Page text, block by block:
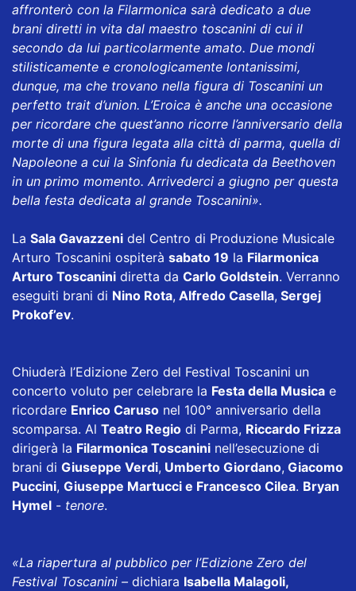
affronterò con la Filarmonica sarà dedicato a due
brani diretti in vita dal maestro toscanini di cui il
secondo da lui particolarmente amato. Due mondi
stilisticamente e cronologicamente lontanissimi,
dunque, ma che trovano nella figura di Toscanini un
perfetto trait d’union. L’Eroica è anche una occasione
per ricordare che quest’anno ricorre l’anniversario della
morte di una figura legata alla città di parma, quella di
Napoleone a cui la Sinfonia fu dedicata da Beethoven
in un primo momento. Arrivederci a giugno per questa
bella festa dedicata al grande Toscanini».
La Sala Gavazzeni del Centro di Produzione Musicale
Arturo Toscanini ospiterà sabato 19 la Filarmonica
Arturo Toscanini diretta da Carlo Goldstein. Verranno
eseguiti brani di Nino Rota, Alfredo Casella, Sergej
Prokof’ev.
Chiuderà l’Edizione Zero del Festival Toscanini un
concerto voluto per celebrare la Festa della Musica e
ricordare Enrico Caruso nel 100° anniversario della
scomparsa. Al Teatro Regio di Parma, Riccardo Frizza
dirigerà la Filarmonica Toscanini nell’esecuzione di
brani di Giuseppe Verdi, Umberto Giordano, Giacomo
Puccini, Giuseppe Martucci e Francesco Cilea. Bryan
Hymel - tenore.
«La riapertura al pubblico per l’Edizione Zero del
Festival Toscanini – dichiara Isabella Malagoli,